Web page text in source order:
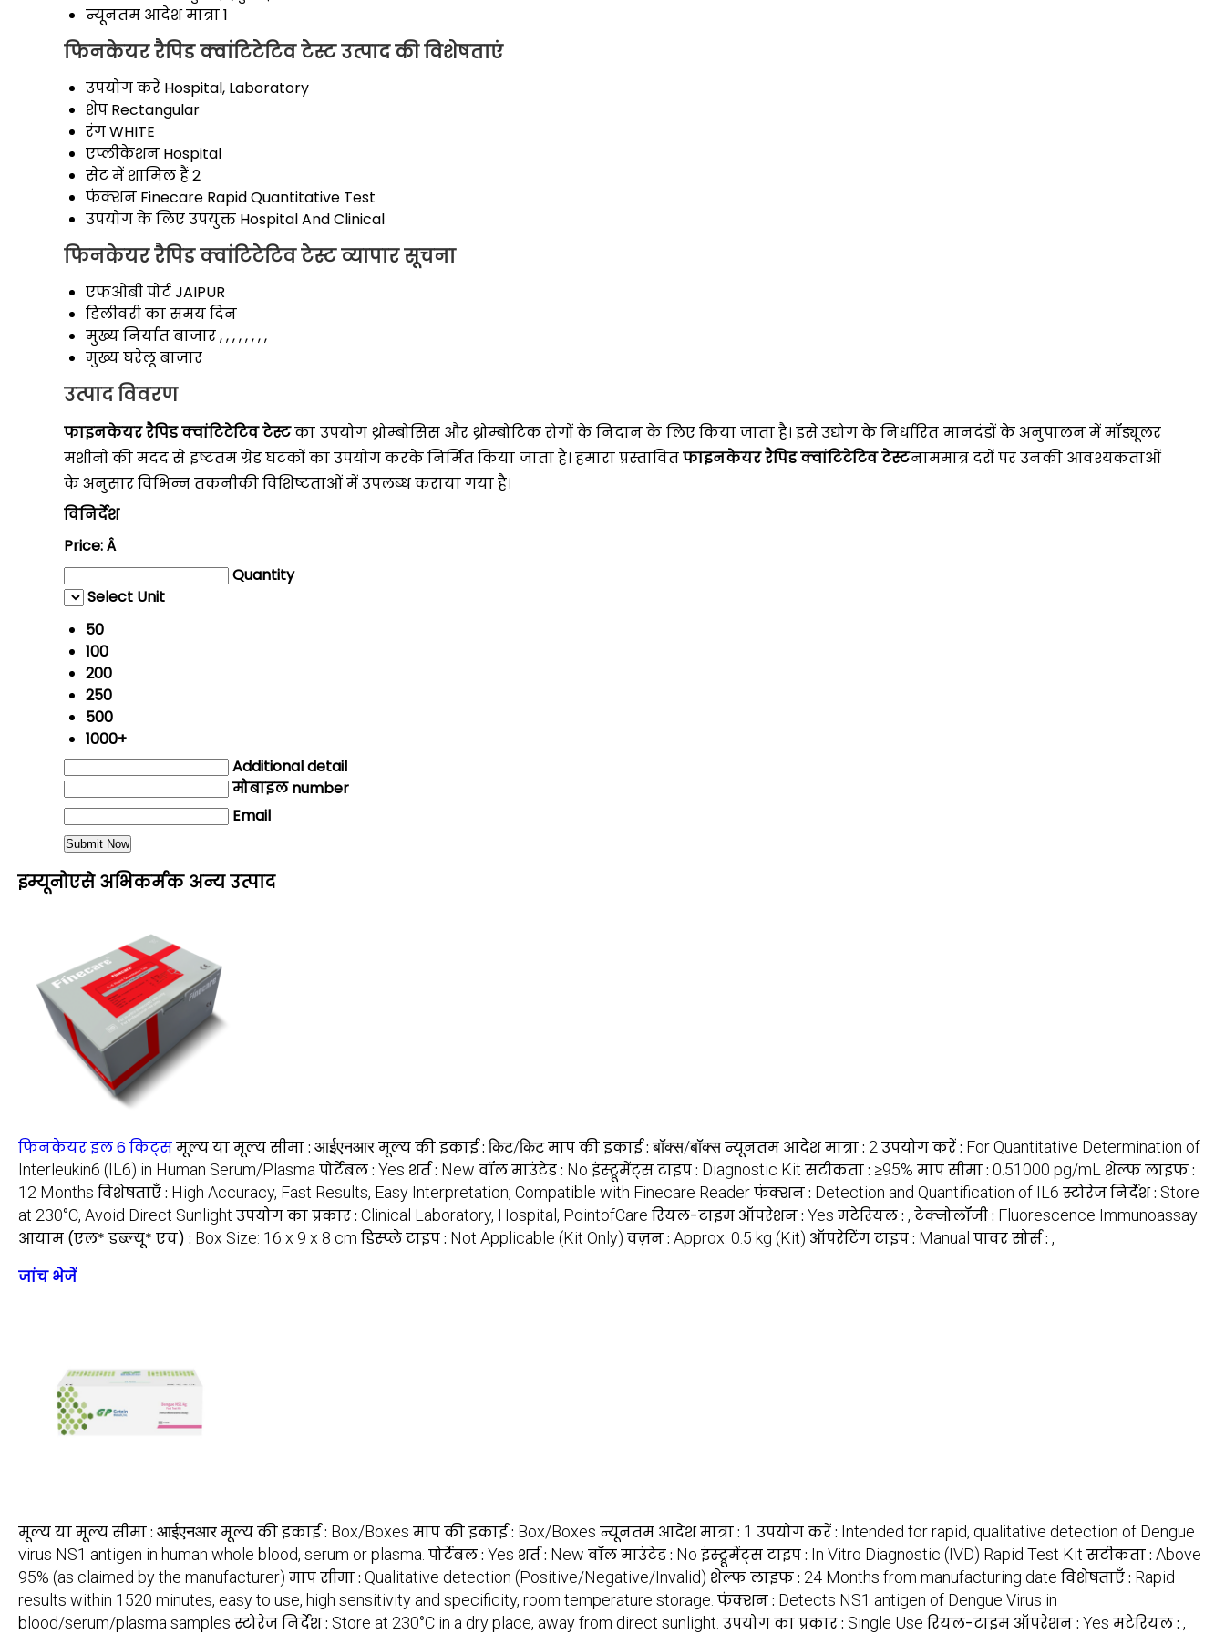
न्यूनतम आदेश मात्रा1
फिनकेयर रैपिड क्वांटिटेटिव टेस्ट उत्पाद की विशेषताएं
उपयोग करें Hospital, Laboratory
शेप Rectangular
रंगWHITE
एप्लीकेशन Hospital
सेट में शामिल हैं2
फंक्शन Finecare Rapid Quantitative Test
उपयोग के लिए उपयुक्त Hospital And Clinical
फिनकेयर रैपिड क्वांटिटेटिव टेस्ट व्यापार सूचना
एफओबी पोर्टJAIPUR
डिलीवरी का समयदिन
मुख्य निर्यात बाजार, , , , , , , ,
मुख्य घरेलू बाज़ार
उत्पाद विवरण
फाइनकेयर रैपिड क्वांटिटेटिव टेस्टका उपयोग थ्रोम्बोसिस और थ्रोम्बोटिक रोगों के निदान के लिए किया जाता है। इसे उद्योग के निर्धारित मानदंडों के अनुपालन में मॉड्यूलर
मशीनों की मदद से इष्टतम ग्रेड घटकों का उपयोग करके निर्मित किया जाता है। हमारा प्रस्तावितफाइनकेयर रैपिड क्वांटिटेटिव टेस्टनाममात्र दरों पर उनकी आवश्यकताओं
के अनुसार विभिन्न तकनीकी विशिष्टताओं में उपलब्ध कराया गया है।
विनिर्देश
Price:Â
Quantity
Select Unit
50
100
200
250
500
1000+
Additional detail
मोबाइल number
Email
इम्यूनोएसे अभिकर्मक अन्य उत्पाद
फिनकेयर इल 6 किट्समूल्य या मूल्य सीमा : आईएनआरमूल्य की इकाई :किट/किटमाप की इकाई :बॉक्स/बॉक्सन्यूनतम आदेश मात्रा : 2 उपयोग करें : For Quantitative Determination of
Interleukin6 (IL6) in Human Serum/Plasma पोर्टेबल : Yes शर्त : New वॉल माउंटेड : No इंस्ट्रूमेंट्स टाइप : Diagnostic Kit सटीकता : ≥95% माप सीमा : 0.51000 pg/mL शेल्फ लाइफ :
12 Months विशेषताएँ : High Accuracy, Fast Results, Easy Interpretation, Compatible with Finecare Readerफंक्शन : Detection and Quantification of IL6 स्टोरेज निर्देश : Store
at 230°C, Avoid Direct Sunlight उपयोग का प्रकार : Clinical Laboratory, Hospital, PointofCare रियल-टाइम ऑपरेशन : Yes मटेरियल : , टेक्नोलॉजी : Fluorescence Immunoassay
आयाम (एल* डब्ल्यू* एच) : Box Size: 16 x 9 x 8 cm डिस्प्ले टाइप : Not Applicable (Kit Only) वज़न : Approx. 0.5 kg (Kit) ऑपरेटिंग टाइप : Manual पावर सोर्स : ,
जांच भेजें
मूल्य या मूल्य सीमा : आईएनआरमूल्य की इकाई : Box/Boxes माप की इकाई : Box/Boxes न्यूनतम आदेश मात्रा : 1 उपयोग करें : Intended for rapid, qualitative detection of Dengue
virus NS1 antigen in human whole blood, serum or plasma. पोर्टेबल : Yes शर्त : New वॉल माउंटेड : No इंस्ट्रूमेंट्स टाइप : In Vitro Diagnostic (IVD) Rapid Test Kit सटीकता : Above
95% (as claimed by the manufacturer) माप सीमा : Qualitative detection (Positive/Negative/Invalid) शेल्फ लाइफ : 24 Months from manufacturing date विशेषताएँ : Rapid
results within 1520 minutes, easy to use, high sensitivity and specificity, room temperature storage. फंक्शन : Detects NS1 antigen of Dengue Virus in
blood/serum/plasma samples स्टोरेज निर्देश : Store at 230°C in a dry place, away from direct sunlight. उपयोग का प्रकार : Single Use रियल-टाइम ऑपरेशन : Yes मटेरियल : ,